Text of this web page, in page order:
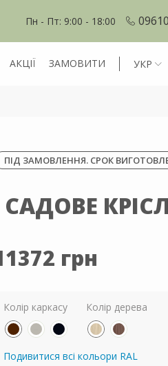
Пн - Пт: 9:00 - 18:00
АКЦІЇ ЗАМОВИТИ УКР
ПІД ЗАМОВЛЕННЯ. СРОК
САДОВЕ
грн
Колір каркасу Колір дерева
Подивитися всі кольори RAL